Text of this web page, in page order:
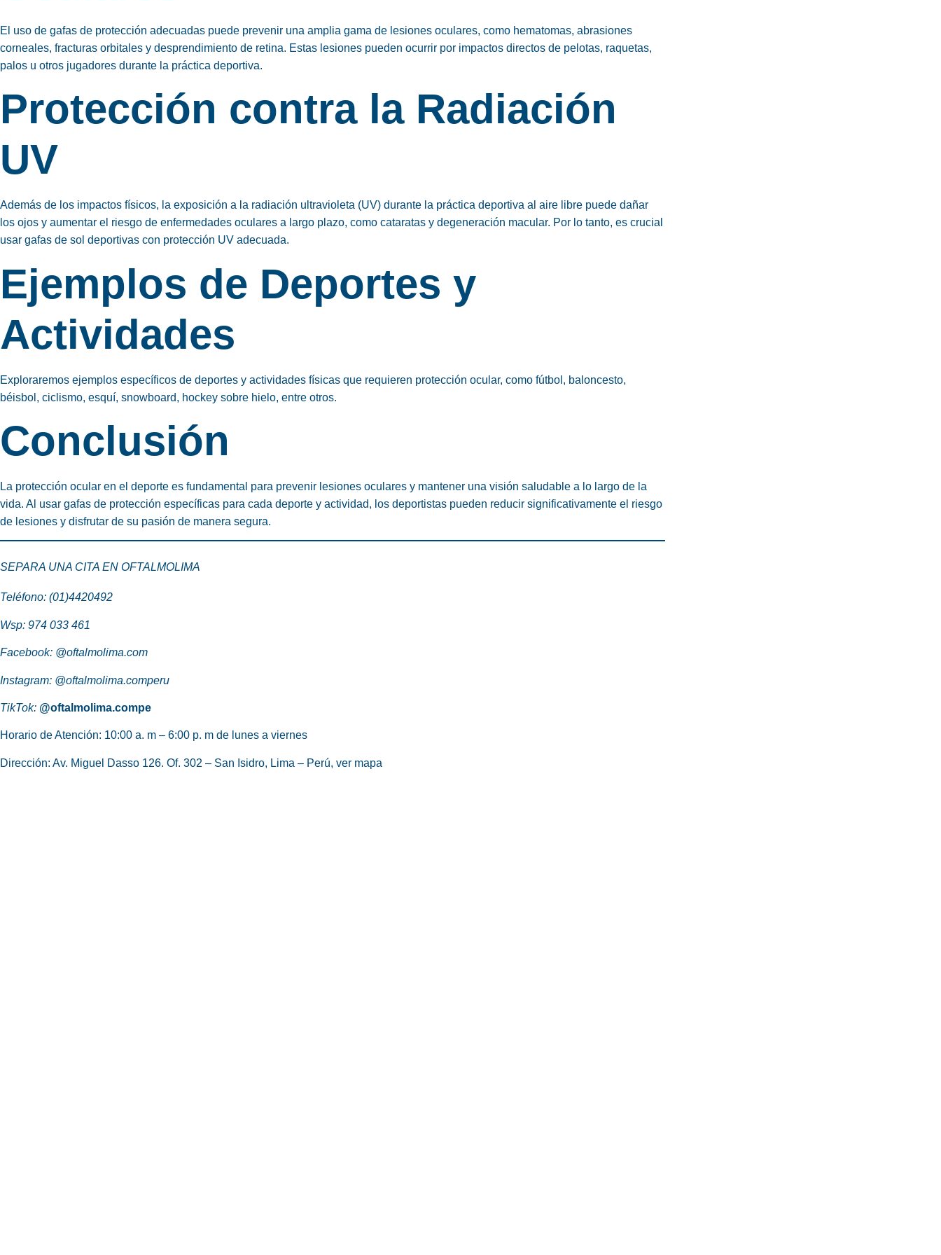
El uso de gafas de protección adecuadas puede prevenir una amplia gama de lesiones oculares, como hematomas, abrasiones
corneales, fracturas orbitales y desprendimiento de retina. Estas lesiones pueden ocurrir por impactos directos de pelotas, raquetas,
palos u otros jugadores durante la práctica deportiva.
Protección contra la Radiación
UV
Además de los impactos físicos, la exposición a la radiación ultravioleta (UV) durante la práctica deportiva al aire libre puede dañar
los ojos y aumentar el riesgo de enfermedades oculares a largo plazo, como cataratas y degeneración macular. Por lo tanto, es crucial
usar gafas de sol deportivas con protección UV adecuada.
Ejemplos de Deportes y
Actividades
Exploraremos ejemplos específicos de deportes y actividades físicas que requieren protección ocular, como fútbol, baloncesto,
béisbol, ciclismo, esquí, snowboard, hockey sobre hielo, entre otros.
Conclusión
La protección ocular en el deporte es fundamental para prevenir lesiones oculares y mantener una visión saludable a lo largo de la
vida. Al usar gafas de protección específicas para cada deporte y actividad, los deportistas pueden reducir significativamente el riesgo
de lesiones y disfrutar de su pasión de manera segura.
SEPARA UNA CITA EN OFTALMOLIMA
Teléfono: (01)4420492
Wsp: 974 033 461
Facebook: @oftalmolima.com
Instagram: @oftalmolima.comperu
TikTok: @oftalmolima.compe
Horario de Atención: 10:00 a. m – 6:00 p. m de lunes a viernes
Dirección: Av. Miguel Dasso 126. Of. 302 – San Isidro, Lima – Perú, ver mapa